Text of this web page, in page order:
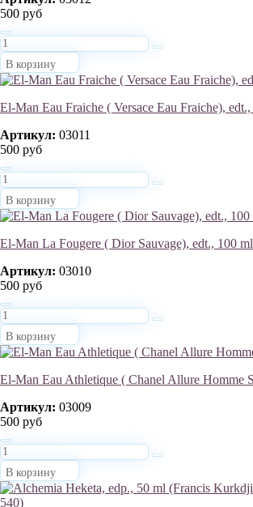
500 руб
В корзину
El-Man Eau Fraiche ( Versace Eau Fraiche),
Артикул: 03011
500 руб
В корзину
El-Man La Fougere ( Dior Sauvage), edt., 100 ml
Артикул: 03010
500 руб
В корзину
El-Man Eau Athletique ( Chanel Allure Homme
Артикул: 03009
500 руб
В корзину